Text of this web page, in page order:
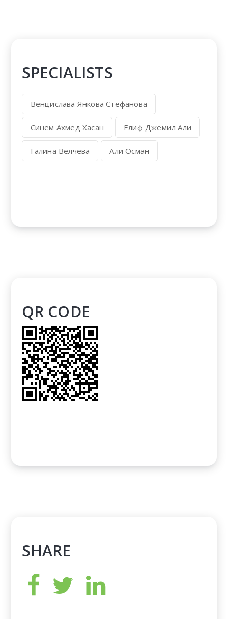
SPECIALISTS
Венцислава Янкова Стефанова
Синем Ахмед Хасан Елиф Джемил Али
Галина Велчева Али Осман
QR CODE
SHARE